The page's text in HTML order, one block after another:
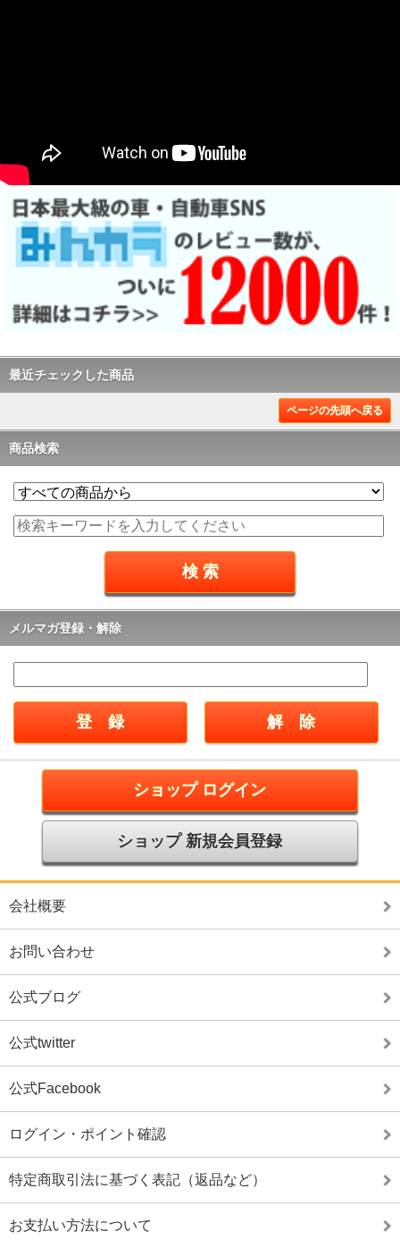
最近チェックした商品
ページの先頭へ戻る
商品検索
メルマガ登録・解除
ショップ ログイン
ショップ 新規会員登録
会社概要
お問い合わせ
公式ブログ
公式twitter
公式Facebook
ログイン・ポイント確認
特定商取引法に基づく表記（返品など）
お支払い方法について